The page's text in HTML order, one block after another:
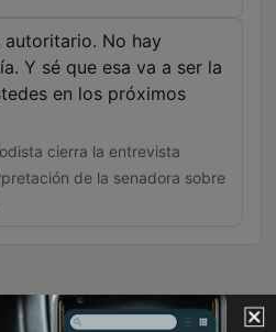
autoritario. No hay
Y sé que esa va a ser la
en los próximos
cierra la entrevista
de la senadora sobre